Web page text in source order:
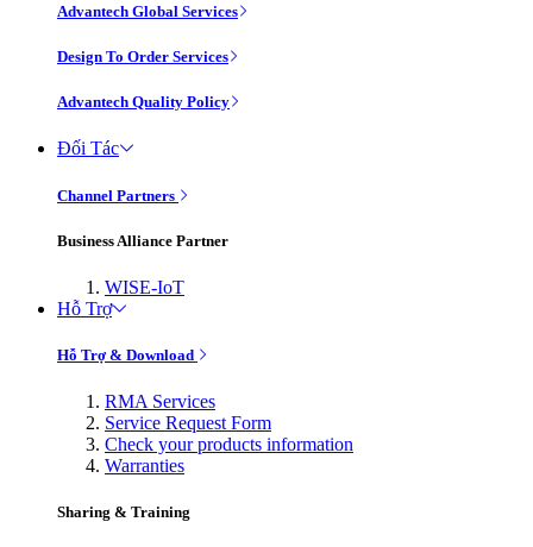
Advantech Global Services
Design To Order Services
Advantech Quality Policy
Đối Tác
Channel Partners
Business Alliance Partner
WISE-IoT
Hỗ Trợ
Hỗ Trợ & Download
RMA Services
Service Request Form
Check your products information
Warranties
Sharing & Training